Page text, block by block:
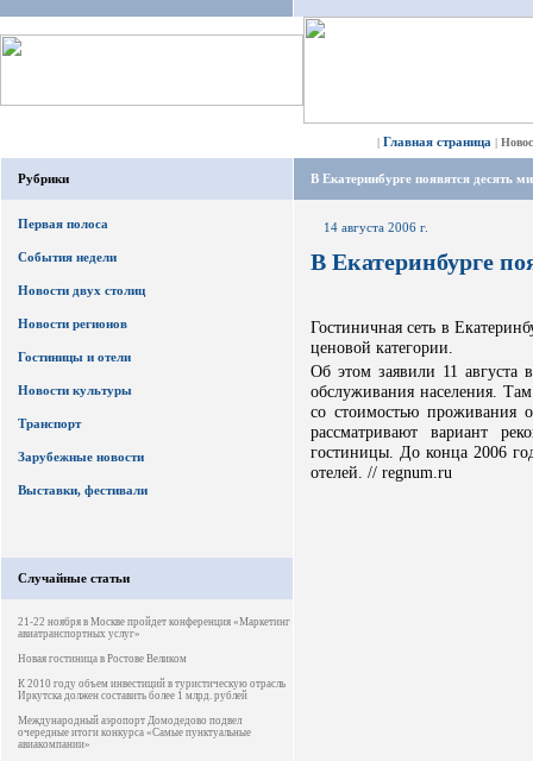
| Главная страница |
Рубрики
Первая полоса
События недели
Новости двух столиц
Новости регионов
Гостиницы и отели
Новости культуры
Транспорт
Зарубежные новости
Выставки, фестивали
Случайные статьи
21-22 ноября в Москве пройдет конференция «Маркетинг
авиатранспортных услуг»
Новая гостиница в Ростове Великом
К 2010 году объем инвестиций в туристическую отрасль
Иркутска должен составить более 1 млрд. рублей
Международный аэропорт Домодедово подвел
очередные итоги конкурса «Самые пунктуальные
авиакомпании»
В Екатеринбурге появятся десять
14 августа 2006 г.
В Екатеринбурге
Гостиничная сеть в
ценовой категории.
Об этом заявили 11 августа
обслуживания населения.
со стоимостью проживания
рассматривают вариант
гостиницы. До конца 2006
отелей. // regnum.ru